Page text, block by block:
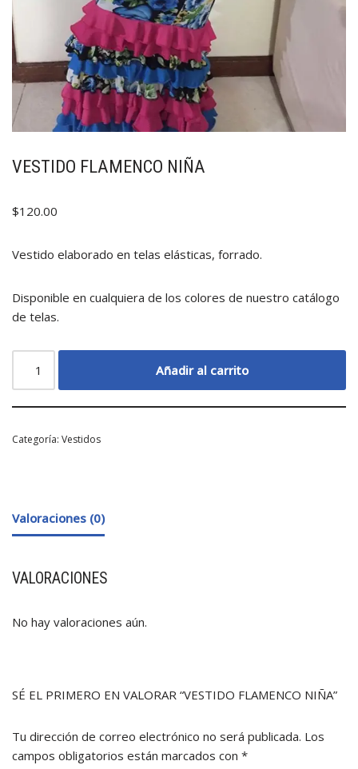
VESTIDO FLAMENCO NIÑA
$120.00
Vestido elaborado en telas elásticas, forrado.
Disponible en cualquiera de los colores de nuestro catálogo
de telas.
Añadir al carrito
Categoría: Vestidos
Valoraciones (0)
VALORACIONES
No hay valoraciones aún.
SÉ EL PRIMERO EN VALORAR “VESTIDO FLAMENCO NIÑA”
Tu dirección de correo electrónico no será publicada. Los
campos obligatorios están marcados con *